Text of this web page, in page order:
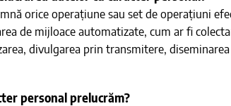
orice operațiune sau set de operațiuni
de mijloace automatizate, cum ar fi
divulgarea prin transmitere,
personal prelucrăm?